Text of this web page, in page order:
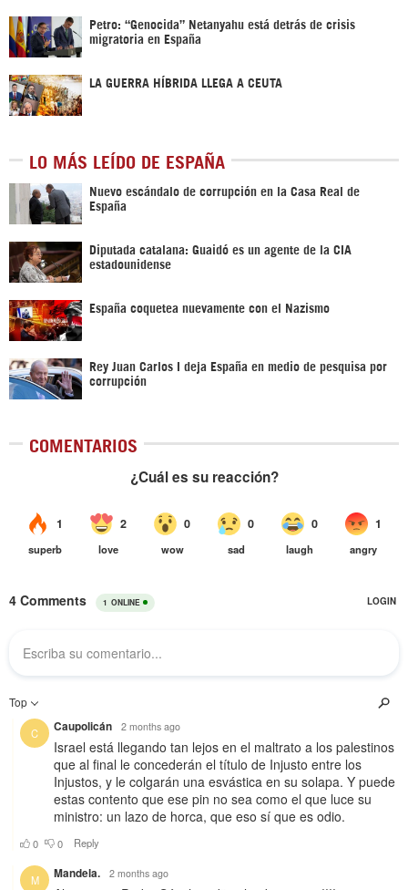
Petro: “Genocida” Netanyahu está detrás de crisis
migratoria en España
LA GUERRA HÍBRIDA LLEGA A CEUTA
LO MÁS LEÍDO DE ESPAÑA
Nuevo escándalo de corrupción en la Casa Real de
España
Diputada catalana: Guaidó es un agente de la CIA
estadounidense
España coquetea nuevamente con el Nazismo
Rey Juan Carlos I deja España en medio de pesquisa por
corrupción
COMENTARIOS